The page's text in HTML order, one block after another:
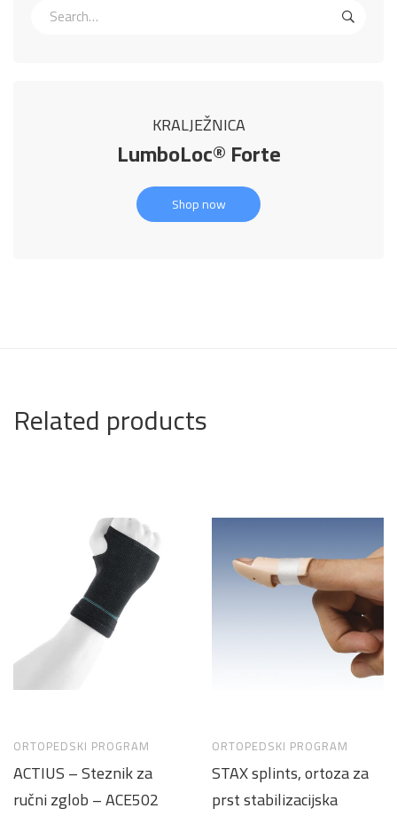
KRALJEŽNICA
LumboLoc® Forte
Shop now
Related products
ORTOPEDSKI PROGRAM
ACTIUS – Steznik za
ručni zglob – ACE502
ORTOPEDSKI PROGRAM
STAX splints, ortoza za
prst stabilizacijska